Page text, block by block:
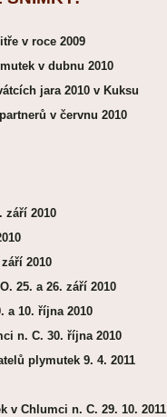
v roce 2009
v dubnu 2010
jara 2010 v Kuksu
v červnu 2010
září 2010
2010
25. a 26. září 2010
a 10. října 2010
n. C. 30. října 2010
plymutek 9. 4. 2011
v Chlumci n. C. 29. 10. 2011